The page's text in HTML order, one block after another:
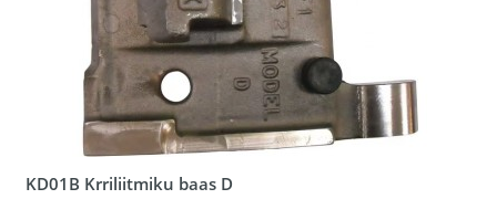
KD01B Krriliitmiku baas D